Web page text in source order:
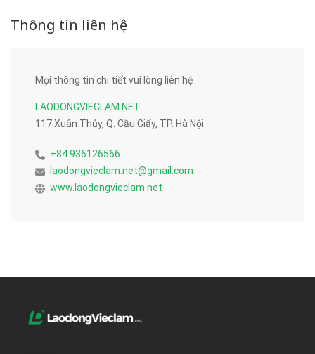
Thông tin liên hệ
Mọi thông tin chi tiết vui lòng liên hệ
LAODONGVIECLAM.NET
117 Xuân Thủy, Q. Cầu Giấy, TP. Hà Nội
+84 936126566
laodongvieclam.net@gmail.com
www.laodongvieclam.net